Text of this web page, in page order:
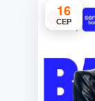
16
СЕР